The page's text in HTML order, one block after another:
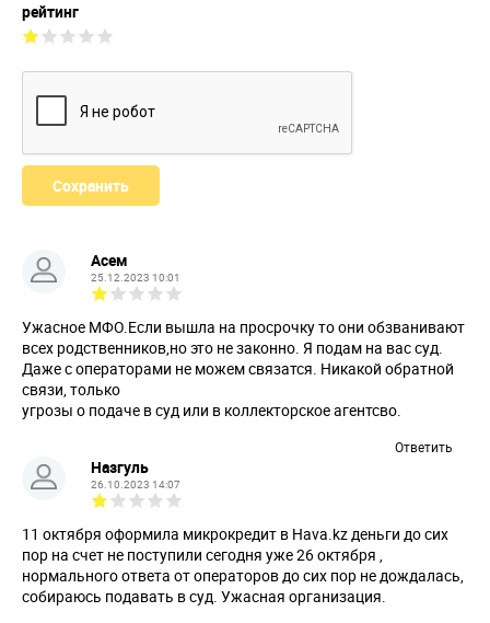
рейтинг
Асем
25.12.2023 10:01
Ужасное МФО.Если вышла на просрочку то они обзванивают
всех родственников,но это не законно. Я подам на вас суд.
Даже с операторами не можем связатся. Никакой обратной
связи, только
угрозы о подаче в суд или в коллекторское агентсво.
Ответить
Назгуль
26.10.2023 14:07
11 октября оформила микрокредит в Hava.kz деньги до сих
пор на счет не поступили сегодня уже 26 октября ,
нормального ответа от операторов до сих пор не дождалась,
собираюсь подавать в суд. Ужасная организация.